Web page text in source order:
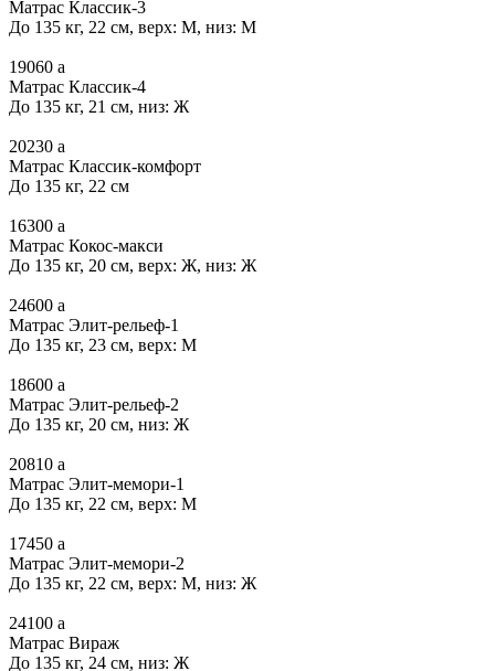
Матрас Классик-3
До 135 кг, 22 см, верх: М, низ: М
19060 a
Матрас Классик-4
До 135 кг, 21 см, низ: Ж
20230 a
Матрас Классик-комфорт
До 135 кг, 22 см
16300 a
Матрас Кокос-макси
До 135 кг, 20 см, верх: Ж, низ: Ж
24600 a
Матрас Элит-рельеф-1
До 135 кг, 23 см, верх: М
18600 a
Матрас Элит-рельеф-2
До 135 кг, 20 см, низ: Ж
20810 a
Матрас Элит-мемори-1
До 135 кг, 22 см, верх: М
17450 a
Матрас Элит-мемори-2
До 135 кг, 22 см, верх: М, низ: Ж
24100 a
Матрас Вираж
До 135 кг, 24 см, низ: Ж